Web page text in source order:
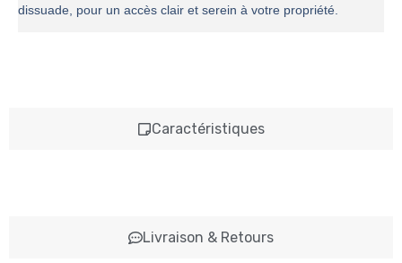
Caractéristiques
Livraison & Retours
dissuade, pour un accès clair et serein à votre propriété.